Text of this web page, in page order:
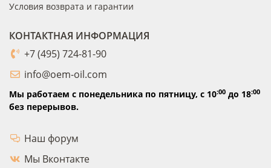
Условия возврата и гарантии
КОНТАКТНАЯ ИНФОРМАЦИЯ
+7 (495) 724-81-90
info@oem-oil.com
Мы работаем с понедельника по пятницу, с 10:00 до 18:00
без перерывов.
Наш форум
Мы Вконтакте